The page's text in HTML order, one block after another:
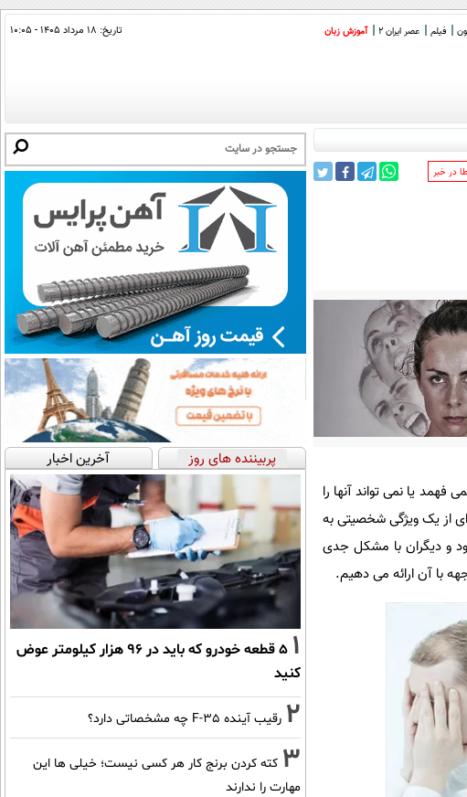
فیلم عصر ایران 2 آموزش زبان تاریخ: ۱۸ مرداد ۱۴۰۵ - ۱۰:۰۵
در خبر
فهمد یا نمی تواند آنها را
از یک ویژگی شخصیتی به
و دیگران با مشکل جدی
با آن ارائه می دهیم.
پربیننده های روز آخرین اخبار
1
۵ قطعه خودرو که باید در ۹۶ هزار کیلومتر عوض
کنید
2 رقیب آینده F-35 چه مشخصاتی دارد؟
3 کته کردن برنج کار هر کسی نیست؛ خیلی ها این
مهارت را ندارند